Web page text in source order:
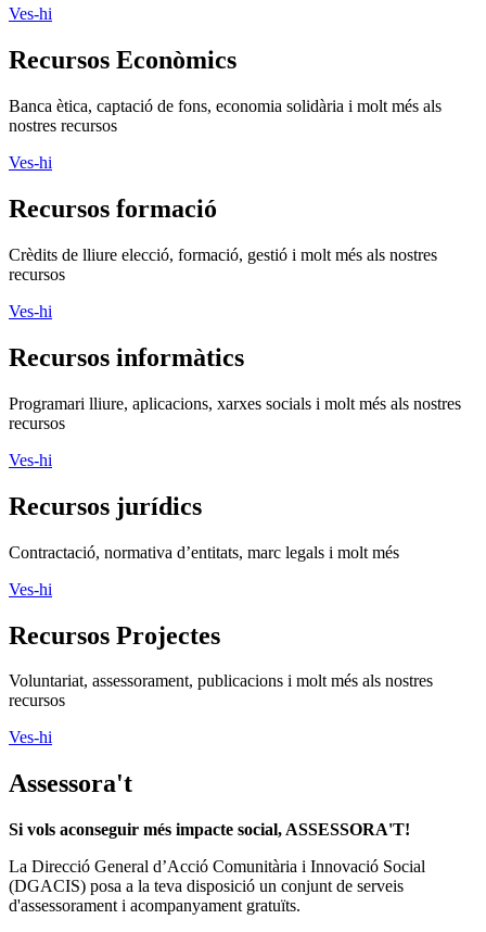
Ves-hi
Recursos Econòmics
Banca ètica, captació de fons, economia solidària i molt més als
nostres recursos
Ves-hi
Recursos formació
Crèdits de lliure elecció, formació, gestió i molt més als nostres
recursos
Ves-hi
Recursos informàtics
Programari lliure, aplicacions, xarxes socials i molt més als nostres
recursos
Ves-hi
Recursos jurídics
Contractació, normativa d’entitats, marc legals i molt més
Ves-hi
Recursos Projectes
Voluntariat, assessorament, publicacions i molt més als nostres
recursos
Ves-hi
Assessora't
Si vols aconseguir més impacte social, ASSESSORA'T!
La Direcció General d’Acció Comunitària i Innovació Social
(DGACIS) posa a la teva disposició un conjunt de serveis
d'assessorament i acompanyament gratuïts.